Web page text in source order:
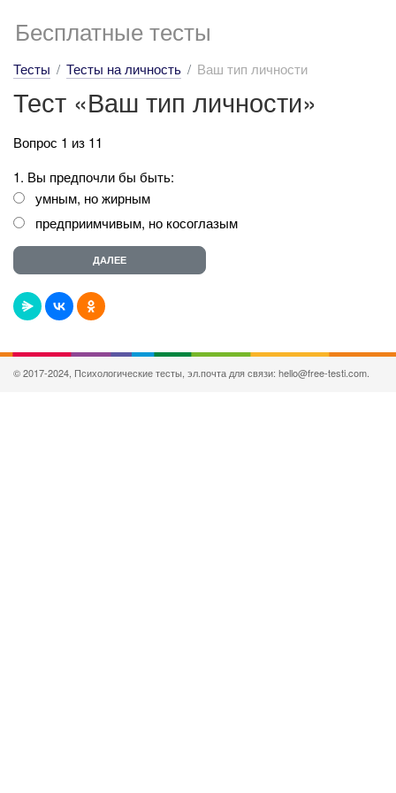
Бесплатные тесты
Тесты Тесты на личность Ваш тип личности
Тест «Ваш тип личности»
Вопрос 1 из 11
1. Вы предпочли бы быть:
умным, но жирным
предприимчивым, но косоглазым
© 2017-2024, Психологические тесты, эл.почта для связи: hello@free-testi.com.